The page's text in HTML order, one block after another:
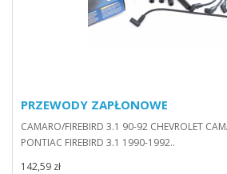
PRZEWODY ZAPŁONOWE
CAMARO/FIREBIRD 3.1 90-92 CHEVROLET
PONTIAC FIREBIRD 3.1 1990-1992..
142,59 zł